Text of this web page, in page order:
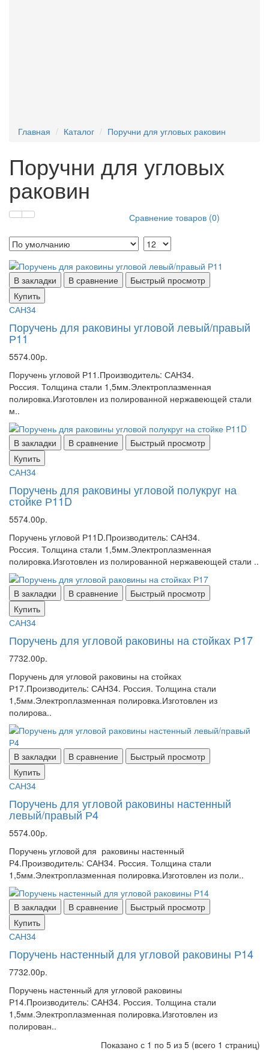
Главная Каталог Поручни для угловых раковин
Поручни для угловых
раковин
Сравнение товаров (0)
В закладки В сравнение
Быстрый просмотр
Купить
САН34
Поручень для раковины угловой левый/правый
Р11
5574.00р.
Поручень угловой Р11.Производитель: САН34.
Россия. Толщина стали 1,5мм.Электроплазменная
полировка.Изготовлен из полированной нержавеющей стали
м..
В закладки В сравнение
Быстрый просмотр
Купить
САН34
Поручень для раковины угловой полукруг на
стойке Р11D
5574.00р.
Поручень угловой Р11D.Производитель: САН34.
Россия. Толщина стали 1,5мм.Электроплазменная
полировка.Изготовлен из полированной нержавеющей стали ..
В закладки В сравнение
Быстрый просмотр
Купить
САН34
Поручень для угловой раковины на стойках Р17
7732.00р.
Поручень для угловой раковины на стойках
Р17.Производитель: САН34. Россия. Толщина стали
1,5мм.Электроплазменная полировка.Изготовлен из
полирова..
В закладки В сравнение
Быстрый просмотр
Купить
САН34
Поручень для угловой раковины настенный
левый/правый Р4
5574.00р.
Поручень угловой для раковины настенный
Р4.Производитель: САН34. Россия. Толщина стали
1,5мм.Электроплазменная полировка.Изготовлен из поли..
В закладки В сравнение
Быстрый просмотр
Купить
САН34
Поручень настенный для угловой раковины Р14
7732.00р.
Поручень настенный для угловой раковины
Р14.Производитель: САН34. Россия. Толщина стали
1,5мм.Электроплазменная полировка.Изготовлен из
полирован..
Показано с 1 по 5 из 5 (всего 1 страниц)